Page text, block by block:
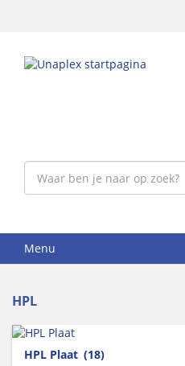
Menu
HPL
HPL Plaat (18)